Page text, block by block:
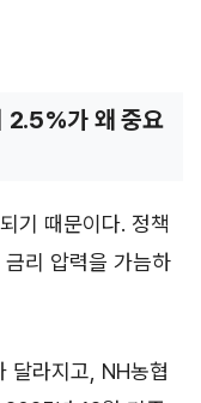
2.5%가 왜 중요
기 때문이다. 정책
리 압력을 가늠하
달라지고, NH농협